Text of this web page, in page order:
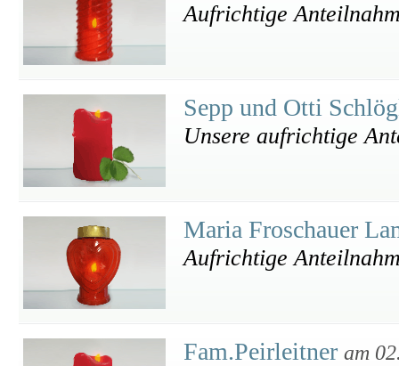
Aufrichtige
Sepp und Otti
Unsere aufrichtige
Maria Froschauer
Aufrichtige
Fam.Peirleitner am